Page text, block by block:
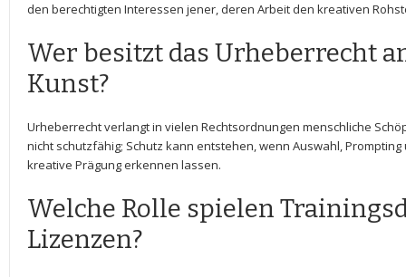
den berechtigten Interessen jener, deren Arbeit ‍den kreativen
Wer besitzt ⁣das Urheberrecht
Kunst?
Urheberrecht verlangt in ⁤vielen Rechtsordnungen menschliche
nicht schutzfähig; Schutz kann entstehen, wenn Auswahl,
kreative Prägung erkennen lassen.
Welche Rolle spielen
Lizenzen?